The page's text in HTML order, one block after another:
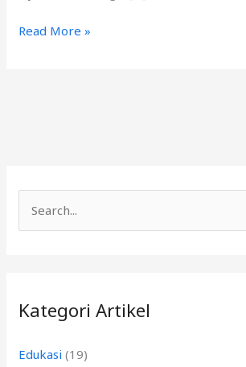
Read More »
u
t
Kategori Artikel
Edukasi (19)